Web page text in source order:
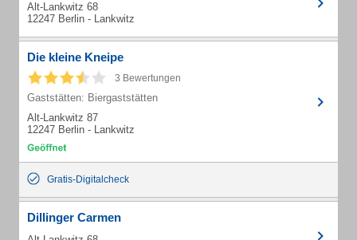
Alt-Lankwitz 68
12247 Berlin - Lankwitz
Die kleine Kneipe
3 Bewertungen
Gaststätten: Biergaststätten
Alt-Lankwitz 87
12247 Berlin - Lankwitz
Gratis-Digitalcheck
Dillinger Carmen